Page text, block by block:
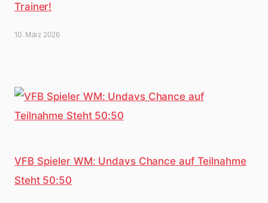
Trainer!
10. März 2026
VFB Spieler WM: Undavs Chance auf Teilnahme
Steht 50:50